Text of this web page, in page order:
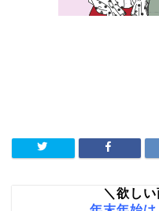
＼欲し